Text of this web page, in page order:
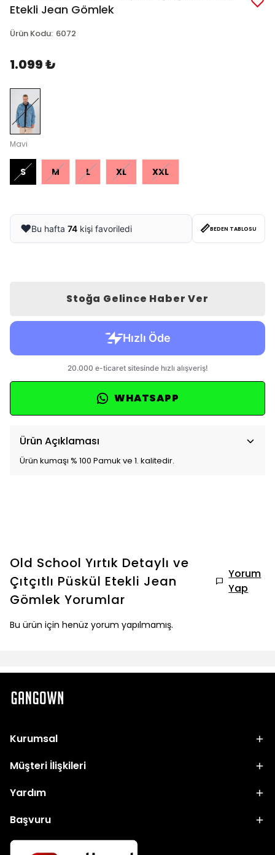
Etekli Jean Gömlek
Ürün Kodu: 6072
1.099 ₺
Mavi
S M L XL XXL
❤️Bu hafta 74 kişi favoriledi 📏BEDEN TABLOSU
Stoğa Gelince Haber Ver
WHATSAPP
Ürün Açıklaması
Ürün kumaşı % 100 Pamuk ve 1. kalitedir.
Old School Yırtık Detaylı ve
Çıtçıtlı Püskül Etekli Jean
Gömlek Yorumlar
Yorum
Yap
Bu ürün için henüz yorum yapılmamış.
Kurumsal
Müşteri İlişkileri
Yardım
Başvuru